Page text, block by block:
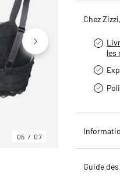
05 07
Chez
les
Guide